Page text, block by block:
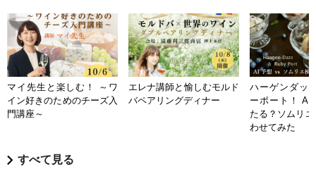
マイ先生と楽しむ！ ～ワ
イン好きのためのチーズ入
門講座～
エレナ講師と愉しむモルド
バペアリングディナー
ハーゲンダッ
ーポート！ AI
たる？ソムリ
わせてみた
すべて見る